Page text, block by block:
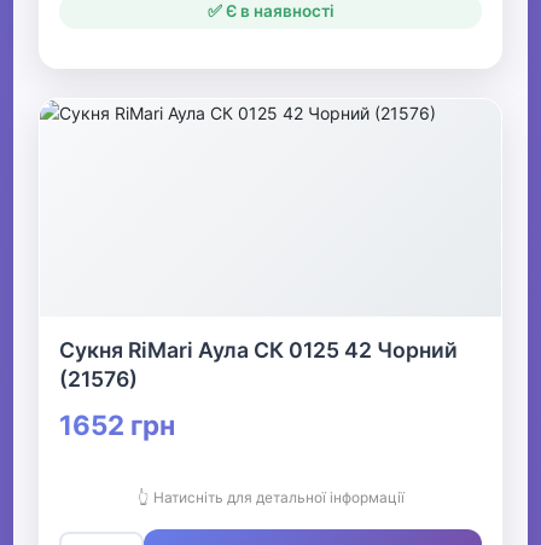
✅ Є в наявності
Сукня RiMari Аула СК 0125 42 Чорний
(21576)
1652 грн
👆 Натисніть для детальної інформації